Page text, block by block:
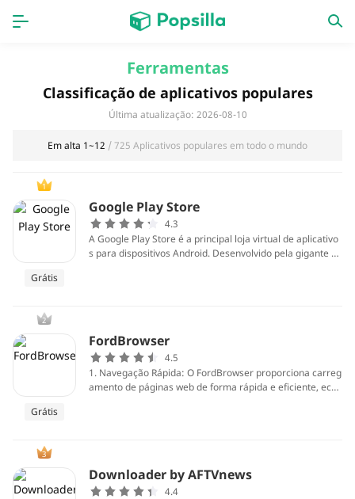
jogos Nouveautés
Ferramentas
Classificação de aplicativos populares
Última atualização: 2026-08-10
Em alta 1~12 / 725 Aplicativos populares em todo o mundo
1
Grátis
Google Play Store
4.3
A Google Play Store é a principal loja virtual de aplicativo
s para dispositivos Android. Desenvolvido pela gigante da
erências dos usuários. Desde ferramentas de produtivida
de e redes sociais até opções de entretenimento, a Googl
e Play Store serve como um ecossistema completo para
enriquecer a experiência móvel dos seus usuários.
2
Grátis
FordBrowser
4.5
1. Navegação Rápida: O FordBrowser proporciona carreg
amento de páginas web de forma rápida e eficiente, econ
3
Downloader by AFTVnews
4.4